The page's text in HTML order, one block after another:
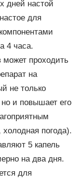
дней настой
для
4 часа.
проходить
на
не только
и повышает его
холодная погода).
5 капель
на два дня.
для